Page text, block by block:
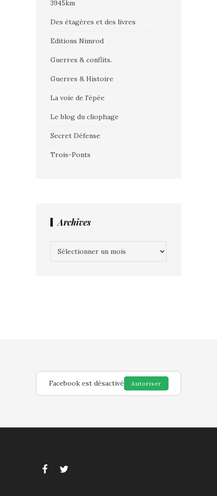
3945km
Des étagères et des livres
Editions Nimrod
Guerres & conflits.
Guerres & Histoire
La voie de l'épée
Le blog du cliophage
Secret Défense
Trois-Ponts
Archives
Facebook est désactivé Autoriser